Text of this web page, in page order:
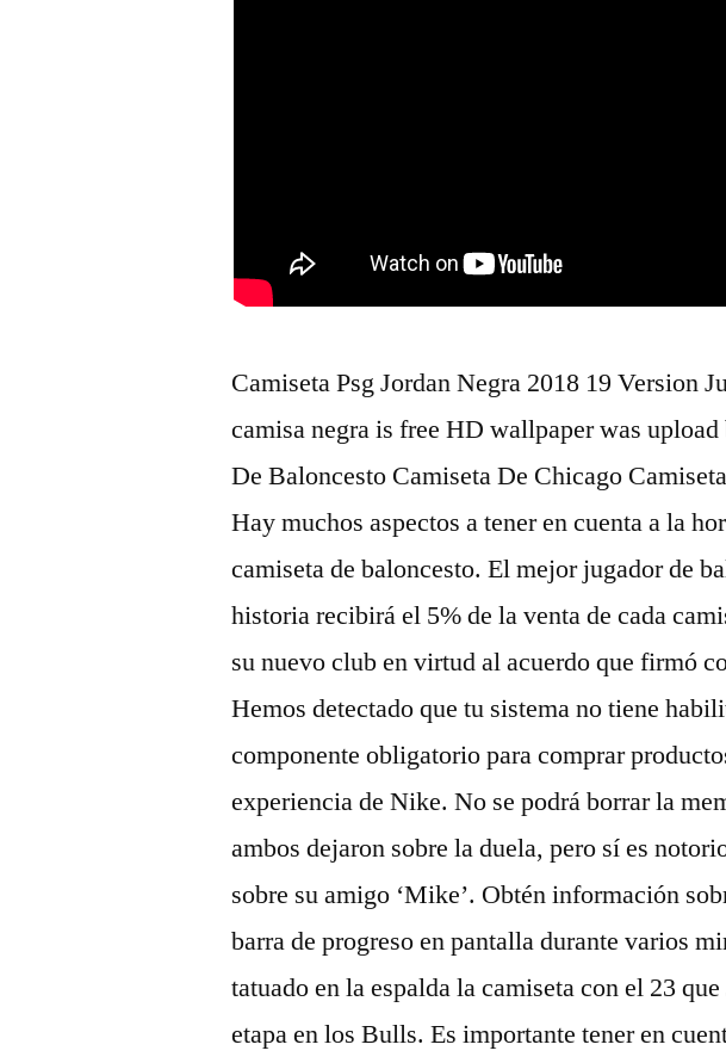
Camiseta Psg Jordan Negra 2018 19 Version
camisa negra is free HD wallpaper was
De Baloncesto Camiseta De Chicago
Hay muchos aspectos a tener en cuenta a la
camiseta de baloncesto. El mejor jugador de
historia recibirá el 5% de la venta de cada
su nuevo club en virtud al acuerdo que firmó
Hemos detectado que tu sistema no tiene
componente obligatorio para comprar
experiencia de Nike. No se podrá borrar la
ambos dejaron sobre la duela, pero sí es
sobre su amigo ‘Mike’. Obtén información
barra de progreso en pantalla durante varios
tatuado en la espalda la camiseta con el 23
etapa en los Bulls. Es importante tener en